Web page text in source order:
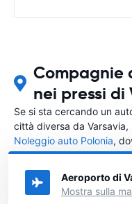
Compagnie
nei pressi di
Se si sta cercando un
città diversa da
Noleggio auto Polonia,
in Polonia si vuole
Aeroporto di
Mostra sulla